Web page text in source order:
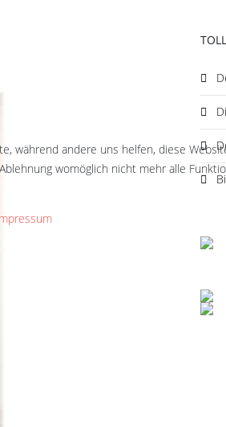
während andere uns helfen, diese
womöglich nicht mehr alle